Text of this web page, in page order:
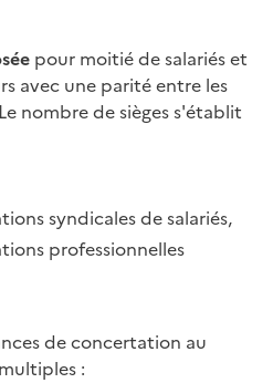
pour moitié de salariés et
avec une parité entre les
nombre de sièges s'établit
syndicales de salariés,
professionnelles
de concertation au
: